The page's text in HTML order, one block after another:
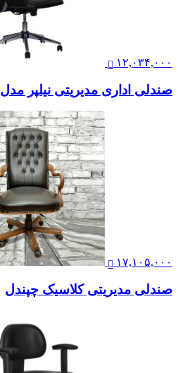
۱۲,۰۳۴,۰۰۰
صندلی اداری مدیریتی نیلپر مدل OCM869M
۱۷,۱۰۵,۰۰۰
صندلی مدیریتی کلاسیک چپندل